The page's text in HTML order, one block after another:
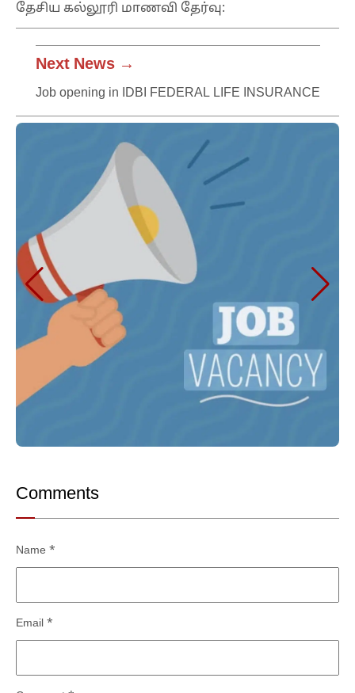
தேசிய கல்லூரி மாணவி தேர்வு:
Next News →
Job opening in IDBI FEDERAL LIFE INSURANCE
Comments
Name *
Email *